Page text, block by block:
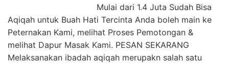
Mulai dari 1.4 Juta Sudah Bisa
Aqiqah untuk Buah Hati Tercinta Anda boleh main ke
Peternakan Kami, melihat Proses Pemotongan &
melihat Dapur Masak Kami. PESAN SEKARANG
Melaksanakan ibadah aqiqah merupakn salah satu